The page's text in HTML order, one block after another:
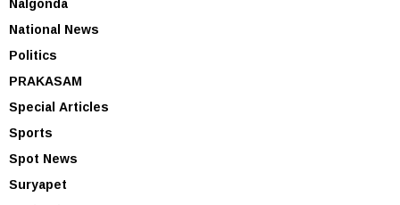
National News
Politics
PRAKASAM
Special Articles
Sports
Spot News
Suryapet